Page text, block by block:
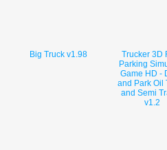
Big Truck v1.98
Trucker 3D
Parking
Game HD -
and Park Oil
and Semi
v1.2